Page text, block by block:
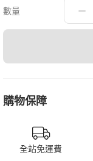
數量
購物保障
全站免運費